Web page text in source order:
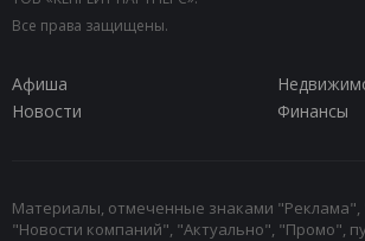
Все права защищены.
Афиша
Новости
Финансы
Материалы, отмеченные знаками "Реклама",
"Новости компаний", "Актуально", "Промо",